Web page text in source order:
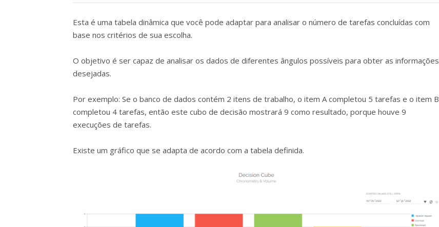
Esta é uma tabela dinâmica que você pode adaptar para analisar o número de tarefas concluídas com
base nos critérios de sua escolha.
O objetivo é ser capaz de analisar os dados de diferentes ângulos possíveis para obter as informações
desejadas.
Por exemplo: Se o banco de dados contém 2 itens de trabalho, o item A completou 5 tarefas e o item B
completou 4 tarefas, então este cubo de decisão mostrará 9 como resultado, porque houve 9
execuções de tarefas.
Existe um gráfico que se adapta de acordo com a tabela definida.